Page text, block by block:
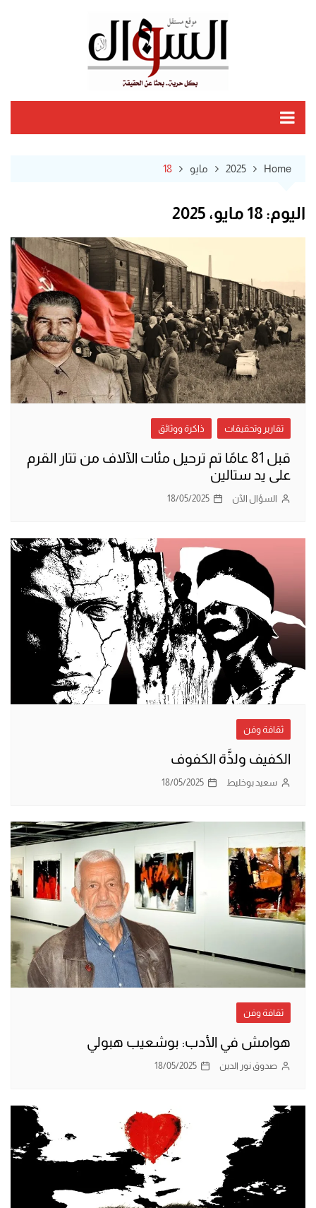
Home
2025 مايو 18
اليوم:18 مايو، 2025
تقارير وتحقيقات ذاكرة ووثائق
قبل 81 عامًا تم ترحيل مئات الآلاف من تتار القرم
على يد ستالين
السؤال الآن 18/05/2025
ثقافة وفن
الكفيف ولذَّة الكفوف
سعيد بوخليط 18/05/2025
ثقافة وفن
هوامش في الأدب: بوشعيب هبولي
صدوق نور الدين 18/05/2025